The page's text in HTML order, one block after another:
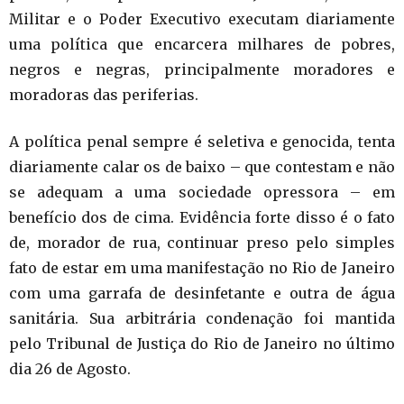
Militar e o Poder Executivo executam diariamente
uma política que encarcera milhares de pobres,
negros e negras, principalmente moradores e
moradoras das periferias.
A política penal sempre é seletiva e genocida, tenta
diariamente calar os de baixo – que contestam e não
se adequam a uma sociedade opressora – em
benefício dos de cima. Evidência forte disso é o fato
de, morador de rua, continuar preso pelo simples
fato de estar em uma manifestação no Rio de Janeiro
com uma garrafa de desinfetante e outra de água
sanitária. Sua arbitrária condenação foi mantida
pelo Tribunal de Justiça do Rio de Janeiro no último
dia 26 de Agosto.